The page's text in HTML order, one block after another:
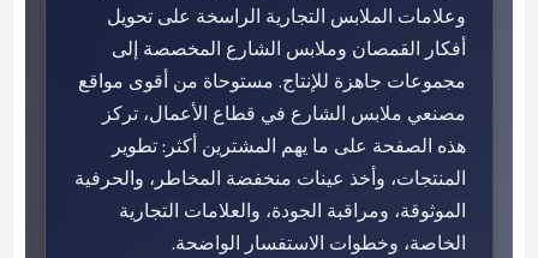
وعلامات الملابس التجارية الراسخة على تحويل
أفكار القمصان وملابس الشارع المخصصة إلى
مجموعات جاهزة للإنتاج. مستوحاة من أقوى مواقع
مصنعي ملابس الشارع في قطاع الأعمال، تركز
هذه الصفحة على ما يهم المشترين أكثر: تطوير
المنتجات، وأخذ عينات منخفضة المخاطر، والحرفية
الموثوقة، ومراقبة الجودة، والعلامات التجارية
الخاصة، وخطوات الاستفسار الواضحة.